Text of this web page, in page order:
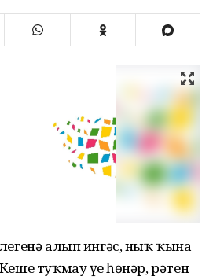
алып ингәс, ныҡ ҡына
туҡмау үҙе һөнәр, рәтен